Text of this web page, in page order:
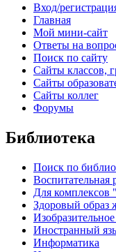
Вход/
Главная
Мой мини-сайт
Ответы на
Поиск по сайту
Сайты классов,
Сайты
Сайты коллег
Форумы
Библиотека
Поиск по
Воспитательная
Для комплексов
Здоровый образ
Иностранный
Информатика